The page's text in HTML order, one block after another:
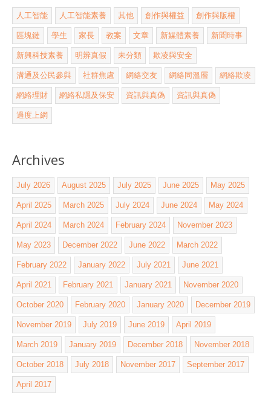
人工智能 人工智能素養 其他 創作與權益 創作與版權
區塊鏈 學生 家長 教案 文章 新媒體素養 新聞時事
新興科技素養 明辨真假 未分類 欺凌與安全
溝通及公民參與 社群焦慮 網絡交友 網絡同溫層 網絡欺凌
網絡理財 網絡私隱及保安 資訊與真偽 資訊與真偽
過度上網
Archives
July 2026 August 2025 July 2025 June 2025 May 2025
April 2025 March 2025 July 2024 June 2024 May 2024
April 2024 March 2024 February 2024 November 2023
May 2023 December 2022 June 2022 March 2022
February 2022 January 2022 July 2021 June 2021
April 2021 February 2021 January 2021 November 2020
October 2020 February 2020 January 2020 December 2019
November 2019 July 2019 June 2019 April 2019
March 2019 January 2019 December 2018 November 2018
October 2018 July 2018 November 2017 September 2017
April 2017